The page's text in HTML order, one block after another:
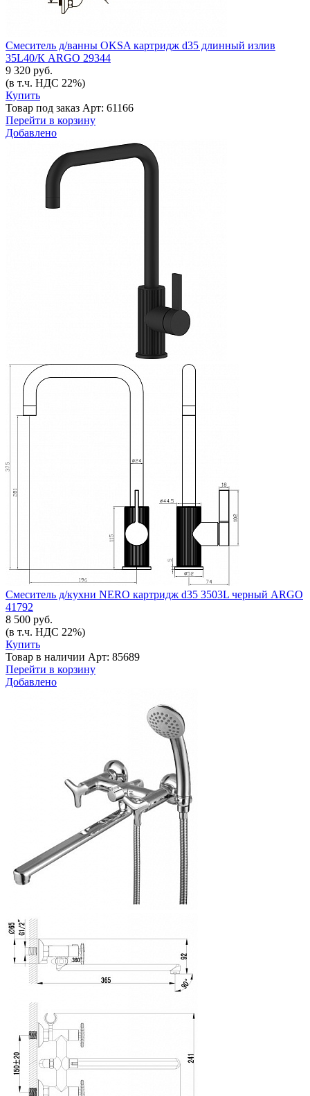
Смеситель д/ванны OKSA картридж d35 длинный излив
35L40/К ARGO 29344
9 320 руб.
(в т.ч. НДС 22%)
Купить
Товар под заказ Арт: 61166
Перейти в корзину
Добавлено
Смеситель д/кухни NERO картридж d35 3503L черный ARGO
41792
8 500 руб.
(в т.ч. НДС 22%)
Купить
Товар в наличии Арт: 85689
Перейти в корзину
Добавлено